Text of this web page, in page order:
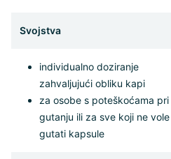
Svojstva
individualno doziranje
zahvaljujući obliku kapi
za osobe s poteškoćama pri
gutanju ili za sve koji ne vole
gutati kapsule